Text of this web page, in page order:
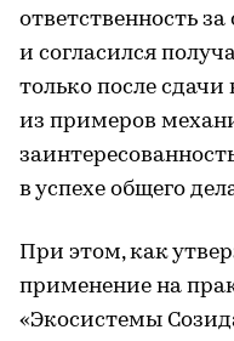
ответственность
и согласился
только после сдачи
из примеров
в успехе общего
При этом, как
применение на
«Экосистемы